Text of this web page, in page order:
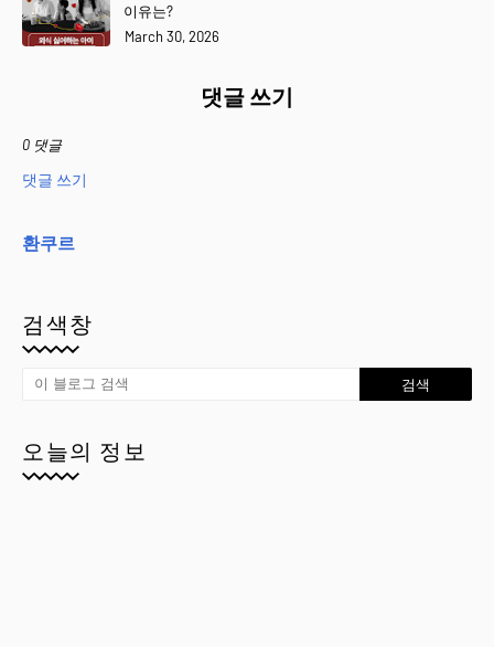
이유는?
March 30, 2026
댓글 쓰기
0 댓글
댓글 쓰기
환쿠르
검색창
오늘의 정보